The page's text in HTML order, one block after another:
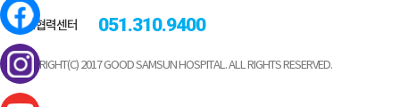
진료협력센터 051.310.9400
COPYRIGHT(C) 2017 GOOD SAMSUN HOSPITAL. ALL RIGHTS RESERVED.